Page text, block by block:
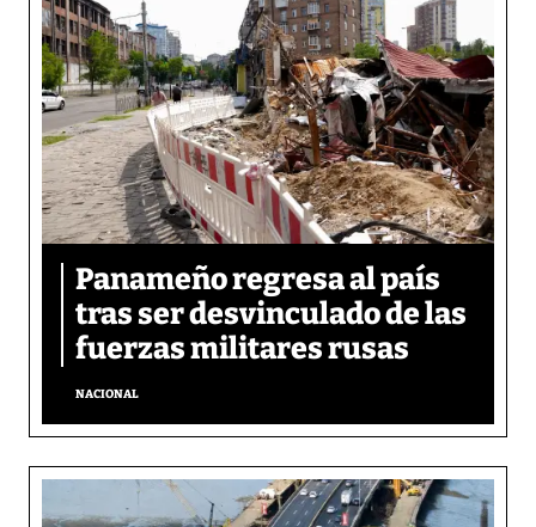
Panameño regresa al país
tras ser desvinculado de las
fuerzas militares rusas
NACIONAL